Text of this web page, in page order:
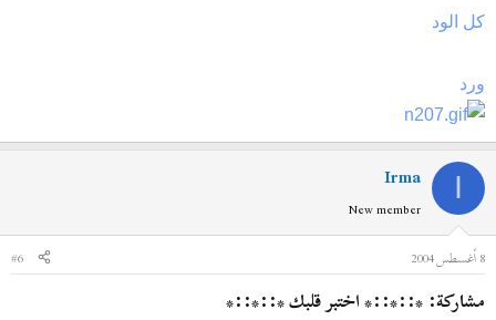
كل الود
ورد
I
Irma
New member
8 أغسطس 2004
#6
مشاركة: *::*::* اختبر قلبك *::*::*